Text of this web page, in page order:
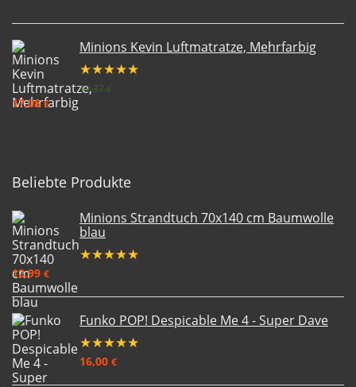
Minions Kevin Luftmatratze, Mehrfarbig
★★★★★
18,37€
17,08€
Beliebte Produkte
Minions Strandtuch 70x140 cm Baumwolle
blau
★★★★★
12,99 €
Funko POP! Despicable Me 4 - Super Dave
★★★★★
16,00 €